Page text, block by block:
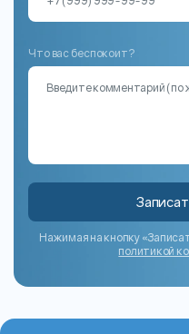
Что вас беспокоит?
Нажимая на кнопку
политикой